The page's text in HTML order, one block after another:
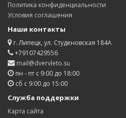
Политика конфиденциальности
Условия соглашения
Наши контакты
г. Липецк, ул. Студеновская 184А
+79107429556
mail@dvervleto.su
пн - пт с 9:00 до 18:00
сб с 9:00 до 15:00
Служба поддержки
Карта сайта